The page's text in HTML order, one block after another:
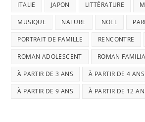
ITALIE JAPON LITTÉRATURE
MUSIQUE NATURE NOËL
PORTRAIT DE FAMILLE RENCONTRE
ROMAN ADOLESCENT ROMAN
À PARTIR DE 3 ANS À PARTIR DE 4 ANS
À PARTIR DE 9 ANS À PARTIR DE 12